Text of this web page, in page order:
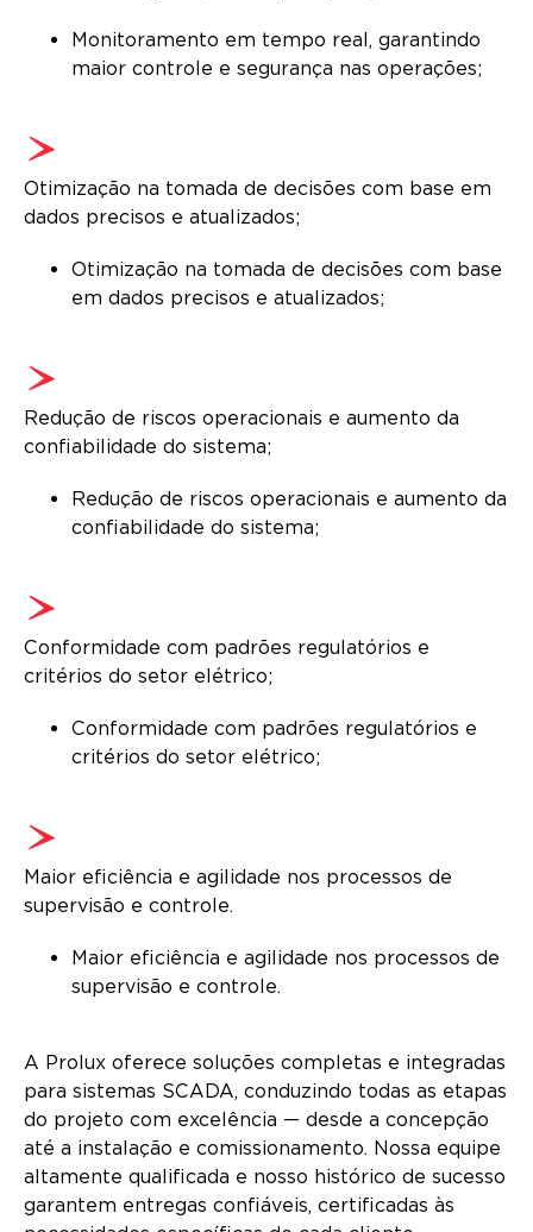
Monitoramento em tempo real, garantindo
maior controle e segurança nas operações;
Otimização na tomada de decisões com base em
dados precisos e atualizados;
Otimização na tomada de decisões com base
em dados precisos e atualizados;
Redução de riscos operacionais e aumento da
confiabilidade do sistema;
Redução de riscos operacionais e aumento da
confiabilidade do sistema;
Conformidade com padrões regulatórios e
critérios do setor elétrico;
Conformidade com padrões regulatórios e
critérios do setor elétrico;
Maior eficiência e agilidade nos processos de
supervisão e controle.
Maior eficiência e agilidade nos processos de
supervisão e controle.
A Prolux oferece soluções completas e integradas
para sistemas SCADA, conduzindo todas as etapas
do projeto com excelência — desde a concepção
até a instalação e comissionamento. Nossa equipe
altamente qualificada e nosso histórico de sucesso
garantem entregas confiáveis, certificadas às